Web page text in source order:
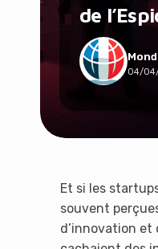
de
04/
Et si les
souvent
d’innovation et
Social
Tech
Travail